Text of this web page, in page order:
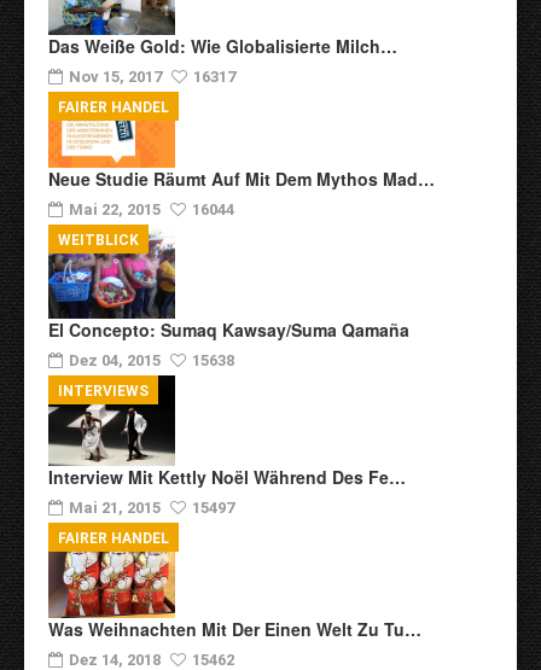
Das Weiße Gold: Wie Globalisierte Milch…
Nov 15, 2017 16317
Neue Studie Räumt Auf Mit Dem Mythos Mad…
Mai 22, 2015 16044
FAIRER HANDEL
El Concepto: Sumaq Kawsay/Suma Qamaña
Dez 04, 2015 15638
WEITBLICK
Interview Mit Kettly Noël Während Des Fe…
Mai 21, 2015 15497
INTERVIEWS
Was Weihnachten Mit Der Einen Welt Zu Tu…
Dez 14, 2018 15462
FAIRER HANDEL